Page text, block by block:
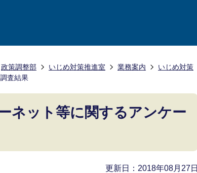
政策調整部 いじめ対策推進室 業務案内 いじめ対策
査結果
ネット等に関するアンケー
更新日：2018年08月27日